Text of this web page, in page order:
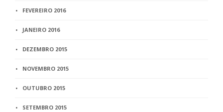
FEVEREIRO 2016
JANEIRO 2016
DEZEMBRO 2015
NOVEMBRO 2015
OUTUBRO 2015
SETEMBRO 2015